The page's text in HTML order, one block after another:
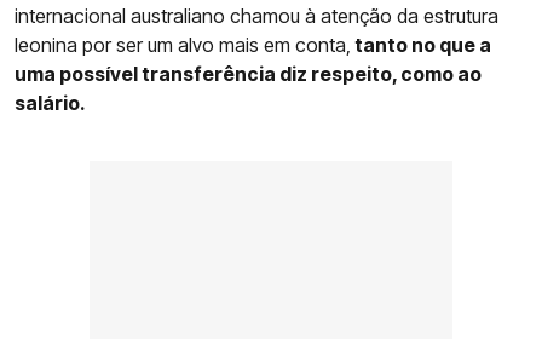
internacional australiano chamou à atenção da estrutura
leonina por ser um alvo mais em conta, tanto no que a
uma possível transferência diz respeito, como ao
salário.